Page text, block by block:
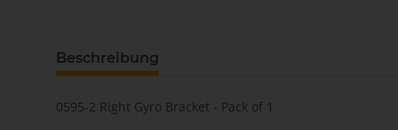
Beschreibung
0595-2 Right Gyro Bracket - Pack of 1